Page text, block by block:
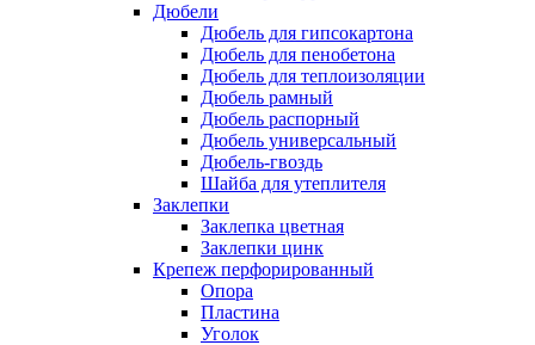
Дюбели
Дюбель для гипсокартона
Дюбель для пенобетона
Дюбель для теплоизоляции
Дюбель рамный
Дюбель распорный
Дюбель универсальный
Дюбель-гвоздь
Шайба для утеплителя
Заклепки
Заклепка цветная
Заклепки цинк
Крепеж перфорированный
Опора
Пластина
Уголок